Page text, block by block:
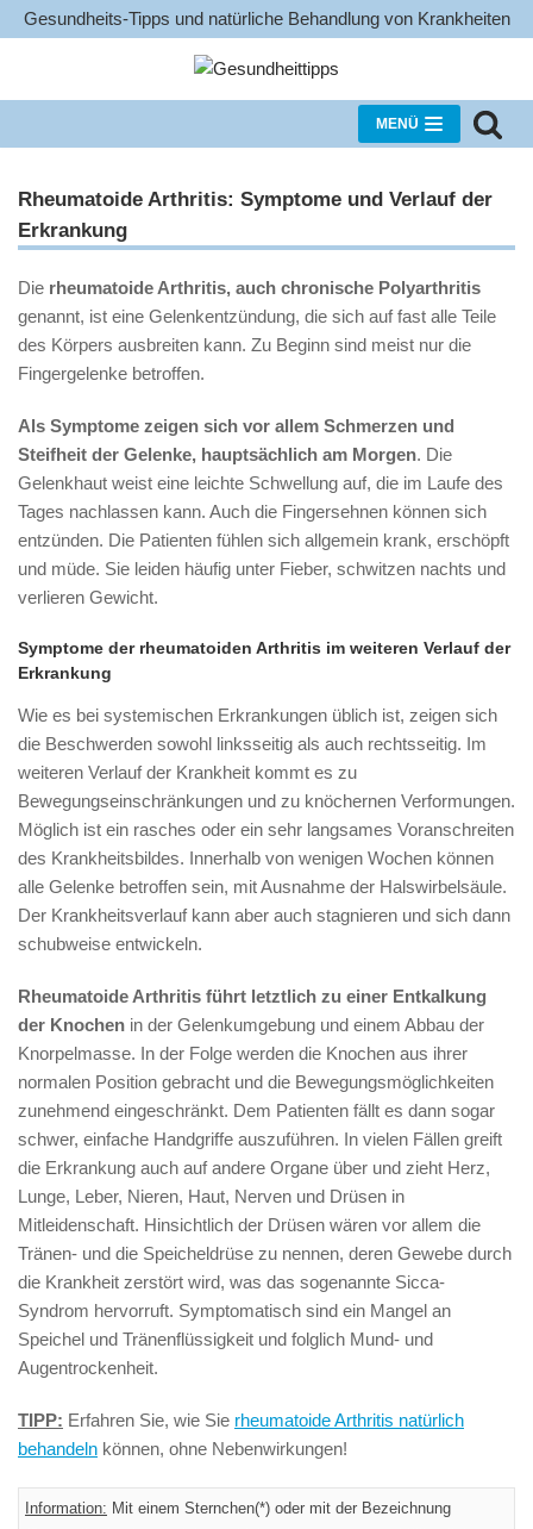
Gesundheits-Tipps und natürliche Behandlung von Krankheiten
MENÜ
Rheumatoide Arthritis: Symptome und Verlauf der
Erkrankung
Die rheumatoide Arthritis, auch chronische Polyarthritis
genannt, ist eine Gelenkentzündung, die sich auf fast alle Teile
des Körpers ausbreiten kann. Zu Beginn sind meist nur die
Fingergelenke betroffen.
Als Symptome zeigen sich vor allem Schmerzen und
Steifheit der Gelenke, hauptsächlich am Morgen. Die
Gelenkhaut weist eine leichte Schwellung auf, die im Laufe des
Tages nachlassen kann. Auch die Fingersehnen können sich
entzünden. Die Patienten fühlen sich allgemein krank, erschöpft
und müde. Sie leiden häufig unter Fieber, schwitzen nachts und
verlieren Gewicht.
Symptome der rheumatoiden Arthritis im weiteren Verlauf der
Erkrankung
Wie es bei systemischen Erkrankungen üblich ist, zeigen sich
die Beschwerden sowohl linksseitig als auch rechtsseitig. Im
weiteren Verlauf der Krankheit kommt es zu
Bewegungseinschränkungen und zu knöchernen Verformungen.
Möglich ist ein rasches oder ein sehr langsames Voranschreiten
des Krankheitsbildes. Innerhalb von wenigen Wochen können
alle Gelenke betroffen sein, mit Ausnahme der Halswirbelsäule.
Der Krankheitsverlauf kann aber auch stagnieren und sich dann
schubweise entwickeln.
Rheumatoide Arthritis führt letztlich zu einer Entkalkung
der Knochen in der Gelenkumgebung und einem Abbau der
Knorpelmasse. In der Folge werden die Knochen aus ihrer
normalen Position gebracht und die Bewegungsmöglichkeiten
zunehmend eingeschränkt. Dem Patienten fällt es dann sogar
schwer, einfache Handgriffe auszuführen. In vielen Fällen greift
die Erkrankung auch auf andere Organe über und zieht Herz,
Lunge, Leber, Nieren, Haut, Nerven und Drüsen in
Mitleidenschaft. Hinsichtlich der Drüsen wären vor allem die
Tränen- und die Speicheldrüse zu nennen, deren Gewebe durch
die Krankheit zerstört wird, was das sogenannte Sicca-
Syndrom hervorruft. Symptomatisch sind ein Mangel an
Speichel und Tränenflüssigkeit und folglich Mund- und
Augentrockenheit.
TIPP: Erfahren Sie, wie Sie rheumatoide Arthritis natürlich
behandeln können, ohne Nebenwirkungen!
Information: Mit einem Sternchen(*) oder mit der Bezeichnung